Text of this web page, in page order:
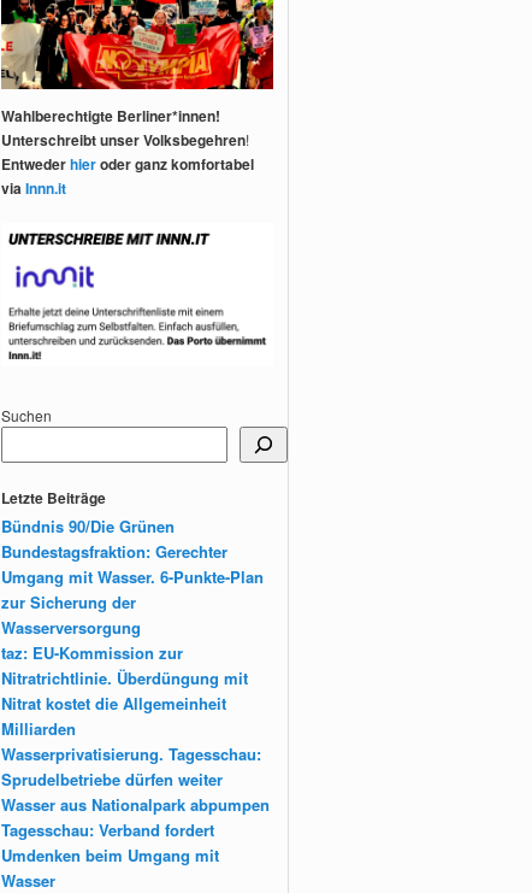
Wahlberechtigte Berliner*innen!
Unterschreibt unser Volksbegehren!
Entwederhieroder ganz komfortabel
viaInnn.it
Suchen
Letzte Beiträge
Bündnis 90/Die Grünen
Bundestagsfraktion: Gerechter
Umgang mit Wasser. 6-Punkte-Plan
zur Sicherung der
Wasserversorgung
taz: EU-Kommission zur
Nitratrichtlinie. Überdüngung mit
Nitrat kostet die Allgemeinheit
Milliarden
Wasserprivatisierung. Tagesschau:
Sprudelbetriebe dürfen weiter
Wasser aus Nationalpark abpumpen
Tagesschau: Verband fordert
Umdenken beim Umgang mit
Wasser